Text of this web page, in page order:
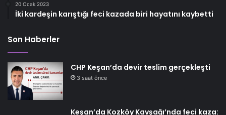
20 Ocak 2023
İki kardeşin karıştığı feci kazada biri hayatını kaybetti
Son Haberler
CHP Keşan’da devir teslim gerçekleşti
3 saat önce
Keşan’da Kozköy Kavşağı’nda feci kaza: